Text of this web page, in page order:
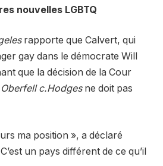
nouvelles LGBTQ
rapporte que Calvert, qui
gay dans le démocrate Will
que la décision de la Cour
Oberfell c.Hodgesne doit pas
ma position », a déclaré
un pays différent de ce qu’il